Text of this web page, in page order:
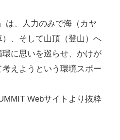
は、人力のみで海（カヤ
、そして山頂（登山）へ
に思いを巡らせ、かけが
えようという環境スポー
Webサイトより抜粋